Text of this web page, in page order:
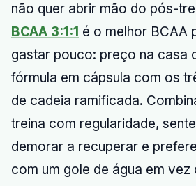
não quer abrir mão do pós-
BCAA 3:1:1 é o melhor BCAA
gastar pouco: preço na casa
fórmula em cápsula com os
de cadeia ramificada.
treina com regularidade,
demorar a recuperar e
com um gole de água em vez